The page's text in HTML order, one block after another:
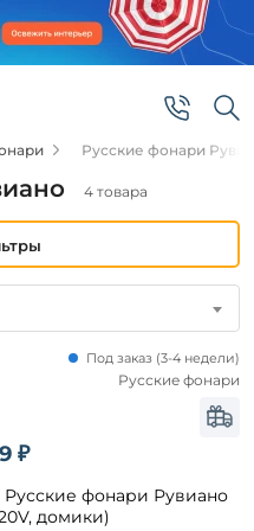
Русские фонари
4 товара
₽
фонари Рувиано
домики)
Под заказ (3-4 недели)
Русские фонари